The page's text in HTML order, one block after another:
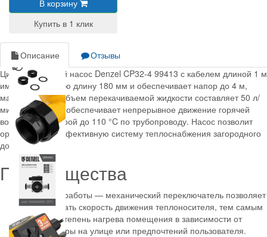
В корзину
Описание
Отзывы
Циркуляционный насос Denzel CP32-4 99413 с кабелем длиной 1 м
имеет монтажную длину 180 мм и обеспечивает напор до 4 м,
максимальный объем перекачиваемой жидкости составляет 50 л/
мин. Устройство обеспечивает непрерывное движение горячей
воды температурой до 110 °C по трубопроводу. Насос позволит
организовать эффективную систему теплоснабжения загородного
дома.
Преимущества
3 режима работы — механический переключатель позволяет
регулировать скорость движения теплоносителя, тем самым
изменяя степень нагрева помещения в зависимости от
температуры на улице или предпочтений пользователя.